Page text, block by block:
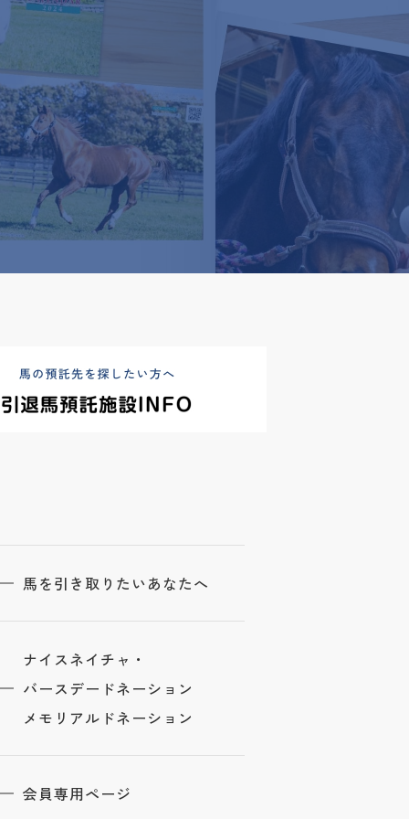
馬を引き取りたいあなたへ
ナイスネイチャ・
バースデードネーション
メモリアルドネーション
会員専用ページ